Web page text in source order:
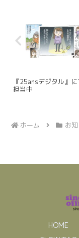
『25ansデジタル』
担当中
ホーム お
HOME